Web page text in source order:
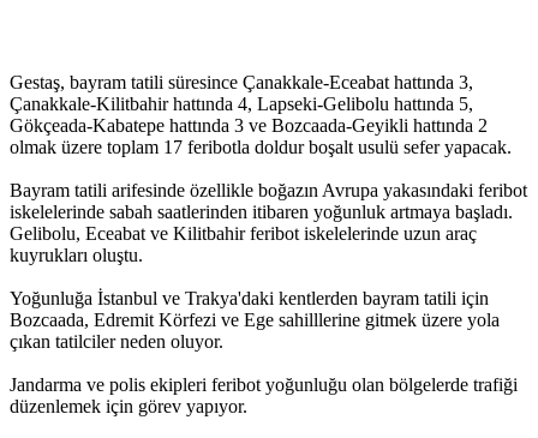
Gestaş, bayram tatili süresince Çanakkale-Eceabat hattında 3,
Çanakkale-Kilitbahir hattında 4, Lapseki-Gelibolu hattında 5,
Gökçeada-Kabatepe hattında 3 ve Bozcaada-Geyikli hattında 2
olmak üzere toplam 17 feribotla doldur boşalt usulü sefer yapacak.
Bayram tatili arifesinde özellikle boğazın Avrupa yakasındaki feribot
iskelelerinde sabah saatlerinden itibaren yoğunluk artmaya başladı.
Gelibolu, Eceabat ve Kilitbahir feribot iskelelerinde uzun araç
kuyrukları oluştu.
Yoğunluğa İstanbul ve Trakya'daki kentlerden bayram tatili için
Bozcaada, Edremit Körfezi ve Ege sahilllerine gitmek üzere yola
çıkan tatilciler neden oluyor.
Jandarma ve polis ekipleri feribot yoğunluğu olan bölgelerde trafiği
düzenlemek için görev yapıyor.